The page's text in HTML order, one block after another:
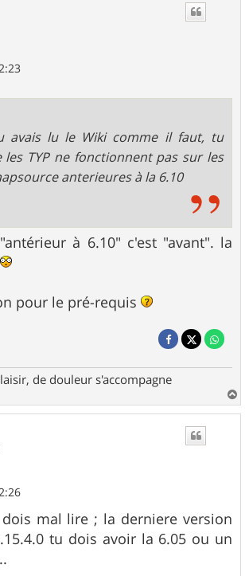
avais lu le Wiki comme il faut, tu
les TYP ne fonctionnent pas sur les
anterieures à la 6.10
à 6.10" c'est "avant". la
pour le pré-requis
de douleur s'accompagne
a
u
mal lire ; la derniere version
tu dois avoir la 6.05 ou un